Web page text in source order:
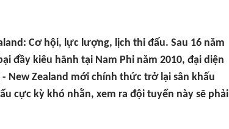
Cơ hội, lực lượng, lịch thi đấu. Sau 16 năm
đầy kiêu hãnh tại Nam Phi năm 2010, đại diện
New Zealand mới chính thức trở lại sân khấu
cực kỳ khó nhằn, xem ra đội tuyển này sẽ phải